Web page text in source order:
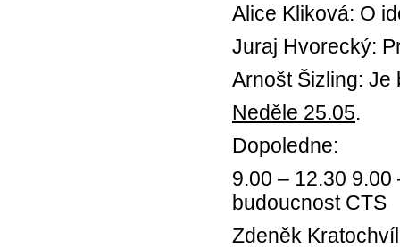
Alice Kliková: O
Juraj Hvorecký:
Arnošt Šizling: Je
Neděle 25.05.
Dopoledne:
9.00 – 12.30
budoucnost CTS
Zdeněk